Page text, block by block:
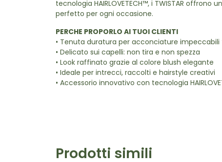
tecnologia HAIRLOVETECH™, i TWISTAR
perfetto per ogni occasione.
PERCHE PROPORLO AI TUOI CLIENTI
• Tenuta duratura per acconciature impeccabili
• Delicato sui capelli: non tira e non spezza
• Look raffinato grazie al colore blush elegante
• Ideale per intrecci, raccolti e hairstyle creativi
• Accessorio innovativo con tecnologia
Prodotti simili